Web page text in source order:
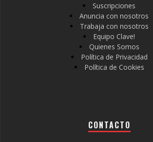
Suscripciones
Anuncia con nosotros
Trabaja con nosotros
Equipo Clave!
Quienes Somos
Política de Privacidad
Política de Cookies
CONTACTO